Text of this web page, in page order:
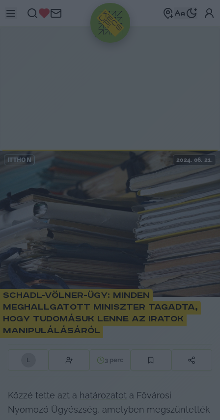
HIRDETÉS
ITTHON 2024. 06. 21.
Schadl-Völner-ügy: minden
meghallgatott miniszter tagadta,
hogy tudomásuk lenne az iratok
manipulálásáról
L 3 perc
Közzé tette azt a határozatot a Fővárosi
Nyomozó Ügyészség, amelyben megszüntették